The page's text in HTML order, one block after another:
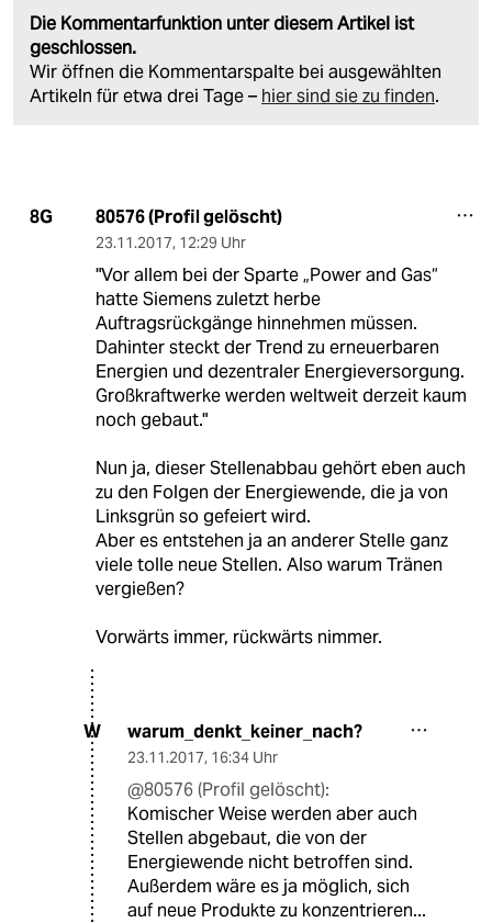
Die Kommentarfunktion unter diesem Artikel ist
geschlossen.
Wir öffnen die Kommentarspalte bei ausgewählten
Artikeln für etwa drei Tage – hier sind sie zu finden.
8G 80576 (Profil gelöscht)
23.11.2017, 12:29 Uhr
"Vor allem bei der Sparte „Power and Gas“
hatte Siemens zuletzt herbe
Auftragsrückgänge hinnehmen müssen.
Dahinter steckt der Trend zu erneuerbaren
Energien und dezentraler Energieversorgung.
Großkraftwerke werden weltweit derzeit kaum
noch gebaut."
Nun ja, dieser Stellenabbau gehört eben auch
zu den Folgen der Energiewende, die ja von
Linksgrün so gefeiert wird.
Aber es entstehen ja an anderer Stelle ganz
viele tolle neue Stellen. Also warum Tränen
vergießen?
Vorwärts immer, rückwärts nimmer.
W warum_denkt_keiner_nach?
23.11.2017, 16:34 Uhr
@80576 (Profil gelöscht):
Komischer Weise werden aber auch
Stellen abgebaut, die von der
Energiewende nicht betroffen sind.
Außerdem wäre es ja möglich, sich
auf neue Produkte zu konzentrieren...